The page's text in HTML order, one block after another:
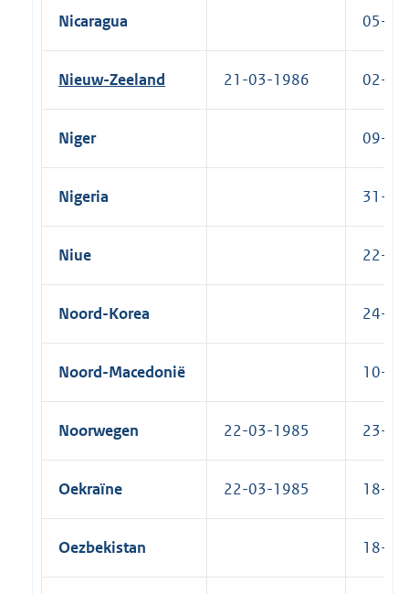
Nicaragua 05-
Nieuw-Zeeland 21-03-1986 02-
Niger 09-
Nigeria 31-
Niue 22-
Noord-Korea 24-
Noord-Macedonië 10-
Noorwegen 22-03-1985 23-
Oekraïne 22-03-1985 18-
Oezbekistan 18-